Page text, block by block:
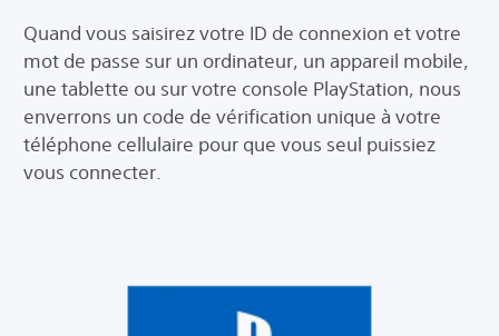
Quand vous saisirez votre ID de connexion et votre
mot de passe sur un ordinateur, un appareil mobile,
une tablette ou sur votre console PlayStation, nous
enverrons un code de vérification unique à votre
téléphone cellulaire pour que vous seul puissiez
vous connecter.